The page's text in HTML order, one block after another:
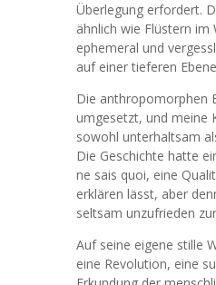
Überlegung erfordert.
ähnlich wie Flüstern im
ephemeral und
auf einer tieferen
Die anthropomorphen
umgesetzt, und meine
sowohl unterhaltsam
Die Geschichte hatte
ne sais quoi, eine
erklären lässt, aber
seltsam unzufrieden
Auf seine eigene stille
eine Revolution, eine